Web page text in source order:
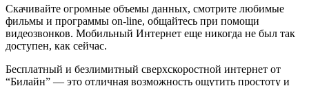
Скачивайте огромные объемы данных, смотрите любимые
фильмы и программы on-line, общайтесь при помощи
видеозвонков. Мобильный Интернет еще никогда не был так
доступен, как сейчас.
Бесплатный и безлимитный сверхскоростной интернет от
“Билайн” — это отличная возможность ощутить простоту и